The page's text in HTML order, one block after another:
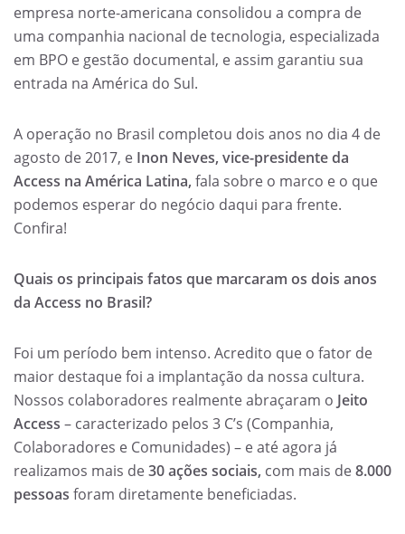
empresa norte-americana consolidou a compra de
uma companhia nacional de tecnologia, especializada
em BPO e gestão documental, e assim garantiu sua
entrada na América do Sul.
A operação no Brasil completou dois anos no dia 4 de
agosto de 2017, e Inon Neves, vice-presidente da
Access na América Latina, fala sobre o marco e o que
podemos esperar do negócio daqui para frente.
Confira!
Quais os principais fatos que marcaram os dois anos
da Access no Brasil?
Foi um período bem intenso. Acredito que o fator de
maior destaque foi a implantação da nossa cultura.
Nossos colaboradores realmente abraçaram o Jeito
Access – caracterizado pelos 3 C’s (Companhia,
Colaboradores e Comunidades) – e até agora já
realizamos mais de30 ações sociais, com mais de8.000
pessoas foram diretamente beneficiadas.